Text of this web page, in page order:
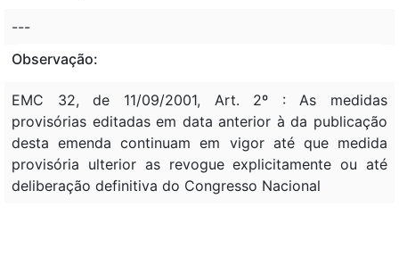
---
Observação:
EMC 32, de 11/09/2001, Art. 2º : As medidas
provisórias editadas em data anterior à da publicação
desta emenda continuam em vigor até que medida
provisória ulterior as revogue explicitamente ou até
deliberação definitiva do Congresso Nacional